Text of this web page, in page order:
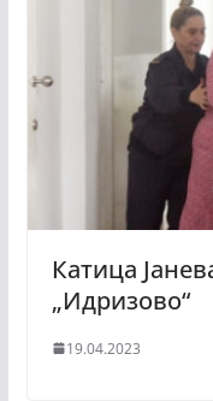
Катица
„Идризово“
19.04.2023